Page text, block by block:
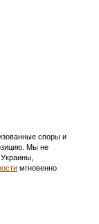
споры и
Мы не
мгновенно